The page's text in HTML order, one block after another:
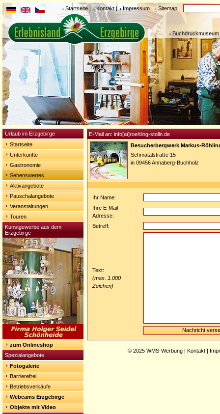
Startseite | Kontakt | Impressum | Sitemap
Urlaub im Erzgebirge
Startseite
Unterkünfte
Gastronomie
Sehenswertes
Aktivangebote
Pauschalangebote
Veranstaltungen
Touren
Kunstgewerbe aus dem
Erzgebirge
zum Onlineshop
Spezialangebote
Fotogalerie
Barrierefrei
Betriebsverkäufe
Webcams Erzgebirge
Objekte mit Video
E-Mail an: info[at]roehling-stolln.de
Besucherbergwerk Markus-
Sehmatalstraße 15
in 09456 Annaberg-Buchholz
Ihr Name:
Ihre E-Mail
Adresse:
Betreff:
Text:
(max. 1.000
Zeichen)
© 2025 WMS-Werbung | Kontakt |